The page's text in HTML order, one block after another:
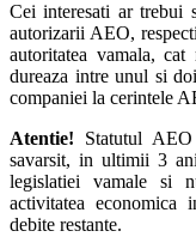
Cei interesati ar trebui
autorizarii AEO,
autoritatea vamala,
dureaza intre unul si
companiei la cerintele
Atentie! Statutul
savarsit, in ultimii 3
legislatiei vamale si
activitatea economica
debite restante.